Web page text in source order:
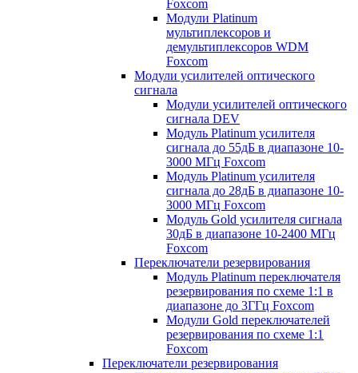
Foxcom
Модули Platinum
мультиплексоров и
демультиплексоров WDM
Foxcom
Модули усилителей оптического
сигнала
Модули усилителей оптического
сигнала DEV
Модуль Platinum усилителя
сигнала до 55дБ в диапазоне 10-
3000 МГц Foxcom
Модуль Platinum усилителя
сигнала до 28дБ в диапазоне 10-
3000 МГц Foxcom
Модуль Gold усилителя сигнала
30дБ в диапазоне 10-2400 МГц
Foxcom
Переключатели резервирования
Модуль Platinum переключателя
резервирования по схеме 1:1 в
диапазоне до 3ГГц Foxcom
Модули Gold переключателей
резервирования по схеме 1:1
Foxcom
Переключатели резервирования